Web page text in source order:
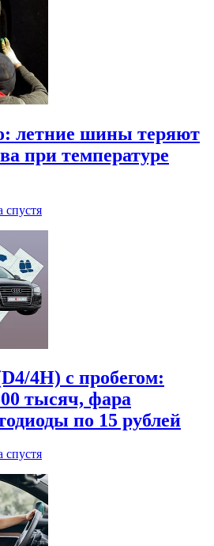
летние шины теряют
при температуре
спустя
4H) c пробегом:
тысяч, фара
по 15 рублей
спустя